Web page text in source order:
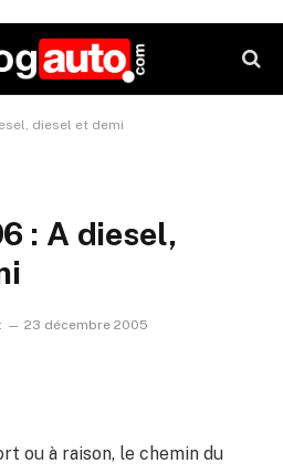
diesel et demi
: A diesel,
23 décembre 2005
ou à raison, le chemin du